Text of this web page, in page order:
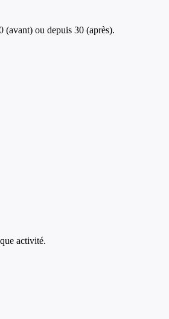
(avant) ou depuis 30 (après).
activité.